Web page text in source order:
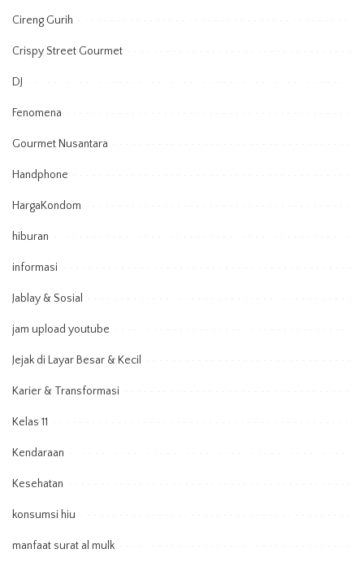
Cireng Gurih
Crispy Street Gourmet
DJ
Fenomena
Gourmet Nusantara
Handphone
HargaKondom
hiburan
informasi
Jablay & Sosial
jam upload youtube
Jejak di Layar Besar & Kecil
Karier & Transformasi
Kelas 11
Kendaraan
Kesehatan
konsumsi hiu
manfaat surat al mulk